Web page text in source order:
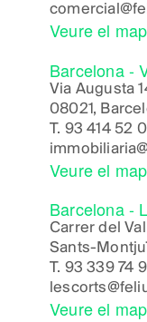
Veure el
Barcelona -
Via Augusta
08021,
T. 93 414 52
Veure el
Barcelona -
Carrer del
Sants-
T. 93 339 74
Veure el